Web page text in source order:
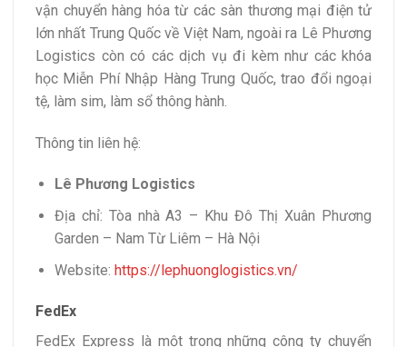
vận chuyển hàng hóa từ các sàn thương mại điện tử
lớn nhất Trung Quốc về Việt Nam, ngoài ra Lê Phương
Logistics còn có các dịch vụ đi kèm như các khóa
học Miễn Phí Nhập Hàng Trung Quốc, trao đổi ngoại
tệ, làm sim, làm sổ thông hành.
Thông tin liên hệ:
Lê Phương Logistics
Địa chỉ: Tòa nhà A3 – Khu Đô Thị Xuân Phương
Garden – Nam Từ Liêm – Hà Nội
Website: https://lephuonglogistics.vn/
FedEx
FedEx Express là một trong những công ty chuyển